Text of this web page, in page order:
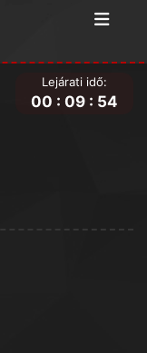
Lejárati idő:
00 : 09 : 54